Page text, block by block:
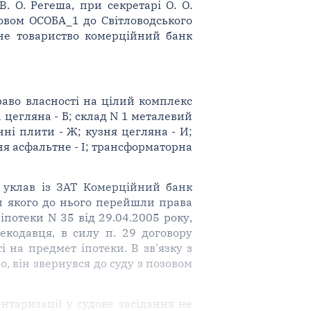
В. О. Регеша, при секретарі О. О.
ОСОБА_1 до Світловодського
товариство комерційний банк
власності на цілий комплекс
- Б; склад N 1 металевий
плити - Ж; кузня цегляна - И;
асфальтне - І; трансформаторна
із ЗАТ Комерційний банк
якого до нього перейшли права
N 35 від 29.04.2005 року,
в силу п. 29 договору
на предмет іпотеки. В зв'язку з
він звернувся до суду з позовом
у судове засідання не